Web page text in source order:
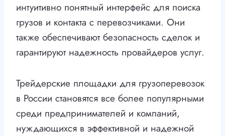
интуитивно понятный интерфейс для поиска
грузов и контакта с перевозчиками. Они
также обеспечивают безопасность сделок и
гарантируют надежность провайдеров услуг.
Трейдерские площадки для грузоперевозок
в России становятся все более популярными
среди предпринимателей и компаний,
нуждающихся в эффективной и надежной